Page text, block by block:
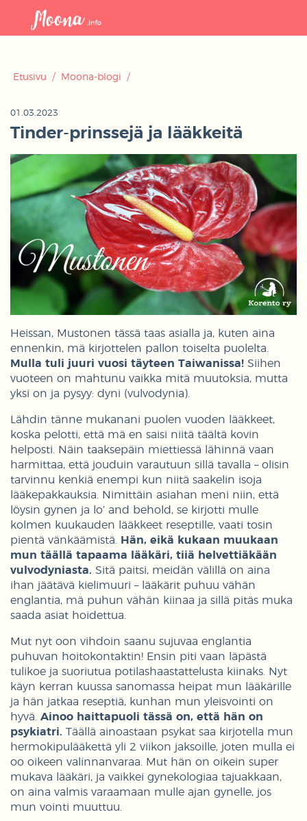
Etusivu / Moona-blogi /
01.03.2023
Tinder-prinssejä ja lääkkeitä
Heissan, Mustonen tässä taas asialla ja, kuten aina
ennenkin, mä kirjottelen pallon toiselta puolelta.
Mulla tuli juuri vuosi täyteen Taiwanissa! Siihen
vuoteen on mahtunu vaikka mitä muutoksia, mutta
yksi on ja pysyy: dyni (vulvodynia).
Lähdin tänne mukanani puolen vuoden lääkkeet,
koska pelotti, että mä en saisi niitä täältä kovin
helposti. Näin taaksepäin miettiessä lähinnä vaan
harmittaa, että jouduin varautuun sillä tavalla – olisin
tarvinnu kenkiä enempi kun niitä saakelin isoja
lääkepakkauksia. Nimittäin asiahan meni niin, että
löysin gynen ja lo’ and behold, se kirjotti mulle
kolmen kuukauden lääkkeet reseptille, vaati tosin
pientä vänkäämistä.
Hän, eikä kukaan muukaan
mun täällä tapaama lääkäri, tiiä helvettiäkään
vulvodyniasta. Sitä paitsi, meidän välillä on aina
ihan jäätävä kielimuuri – lääkärit puhuu vähän
englantia, mä puhun vähän kiinaa ja sillä pitäs muka
saada asiat hoidettua.
Mut nyt oon vihdoin saanu sujuvaa englantia
puhuvan hoitokontaktin! Ensin piti vaan läpästä
tulikoe ja suoriutua potilashaastattelusta kiinaks. Nyt
käyn kerran kuussa sanomassa heipat mun lääkärille
ja hän jatkaa reseptiä, kunhan mun yleisvointi on
hyvä. Ainoo haittapuoli tässä on, että hän on
psykiatri. Täällä ainoastaan psykat saa kirjotella mun
hermokipulääkettä yli 2 viikon jaksoille, joten mulla ei
oo oikeen valinnanvaraa. Mut hän on oikein super
mukava lääkäri, ja vaikkei gynekologiaa tajuakkaan,
on aina valmis varaamaan mulle ajan gynelle, jos
mun vointi muuttuu.